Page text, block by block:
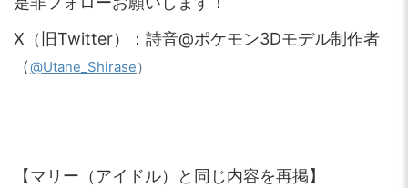
X（旧Twitter）：詩音@ポケモン3Dモデル制作者
（@Utane_Shirase）
【マリー（アイドル）と同じ内容を再掲】